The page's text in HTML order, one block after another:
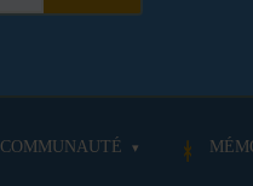
COMMUNAUTÉ